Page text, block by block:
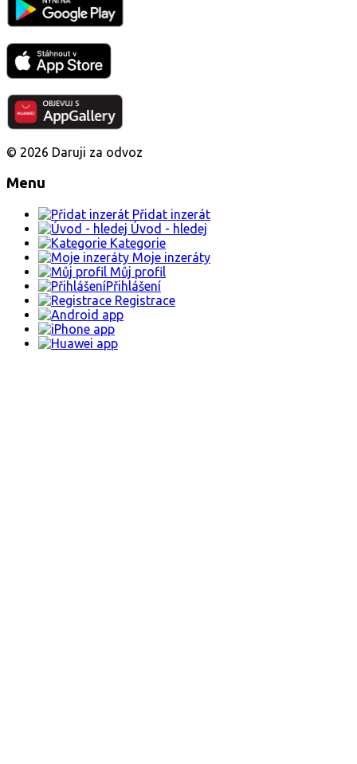
© 2026 Daruji za odvoz
Menu
Přidat inzerát
Úvod - hledej
Kategorie
Moje inzeráty
Můj profil
Přihlášení
Registrace